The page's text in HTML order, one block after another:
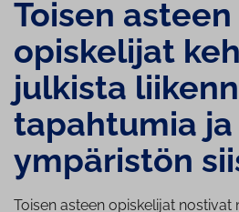
Toisen asteen
opiskelijat
julkista
tapahtumia ja
ympäristön
Toisen asteen opiskelijat nostivat